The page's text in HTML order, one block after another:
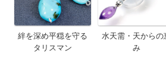
絆を深め平穏を守る
タリスマン
水天需・天からの
み